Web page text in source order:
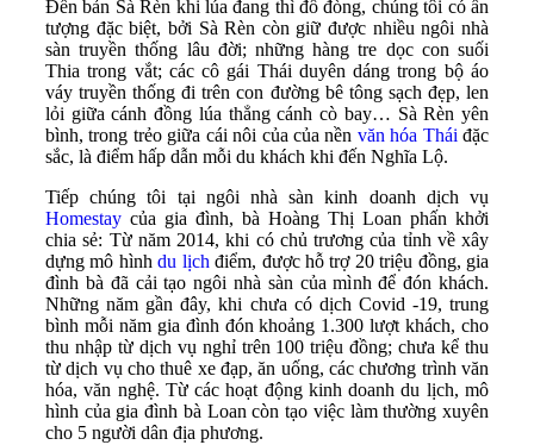
Đến bản Sà Rèn khi lúa đang thì đổ đòng, chúng tôi có ấn
tượng đặc biệt, bởi Sà Rèn còn giữ được nhiều ngôi nhà
sàn truyền thống lâu đời; những hàng tre dọc con suối
Thia trong vắt; các cô gái Thái duyên dáng trong bộ áo
váy truyền thống đi trên con đường bê tông sạch đẹp, len
lỏi giữa cánh đồng lúa thẳng cánh cò bay… Sà Rèn yên
bình, trong trẻo giữa cái nôi của của nền văn hóa Tháiđặc
sắc, là điểm hấp dẫn mỗi du khách khi đến Nghĩa Lộ.
Tiếp chúng tôi tại ngôi nhà sàn kinh doanh dịch vụ
Homestay của gia đình, bà Hoàng Thị Loan phấn khởi
chia sẻ: Từ năm 2014, khi có chủ trương của tỉnh về xây
dựng mô hìnhdu lịchđiểm, được hỗ trợ 20 triệu đồng, gia
đình bà đã cải tạo ngôi nhà sàn của mình để đón khách.
Những năm gần đây, khi chưa có dịch Covid -19, trung
bình mỗi năm gia đình đón khoảng 1.300 lượt khách, cho
thu nhập từ dịch vụ nghỉ trên 100 triệu đồng; chưa kể thu
từ dịch vụ cho thuê xe đạp, ăn uống, các chương trình văn
hóa, văn nghệ. Từ các hoạt động kinh doanh du lịch, mô
hình của gia đình bà Loan còn tạo việc làm thường xuyên
cho 5 người dân địa phương.